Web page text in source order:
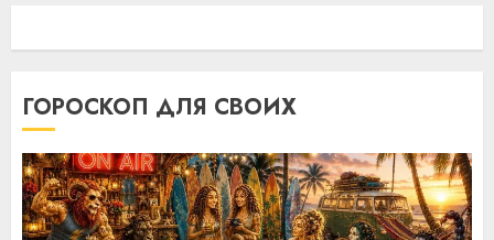
ГОРОСКОП ДЛЯ СВОИХ